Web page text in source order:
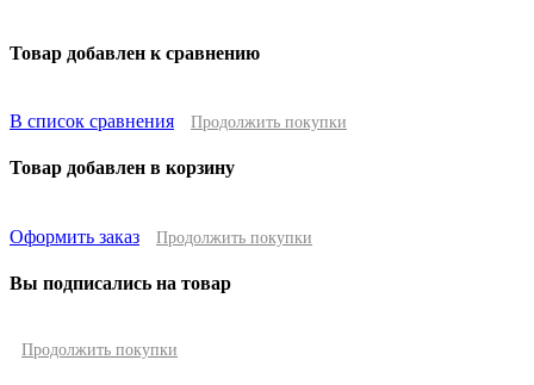
Товар добавлен к сравнению
В список сравнения Продолжить покупки
Товар добавлен в корзину
Оформить заказ Продолжить покупки
Вы подписались на товар
Продолжить покупки